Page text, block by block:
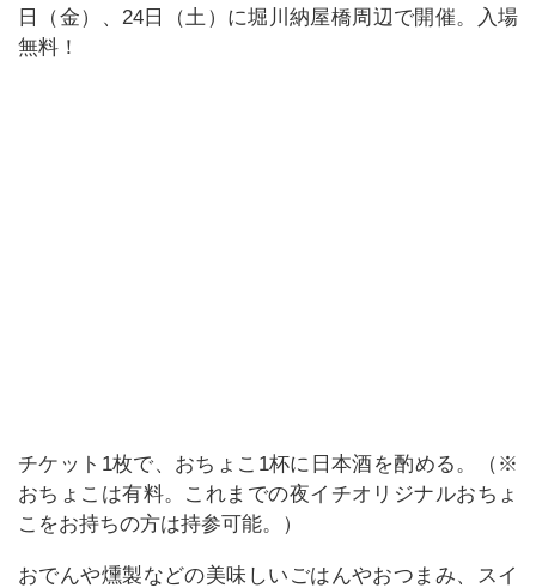
日（金）、24日（土）に堀川納屋橋周辺で開催。入場
無料！
チケット1枚で、おちょこ1杯に日本酒を酌める。（※
おちょこは有料。これまでの夜イチオリジナルおちょ
こをお持ちの方は持参可能。）
おでんや燻製などの美味しいごはんやおつまみ、スイ